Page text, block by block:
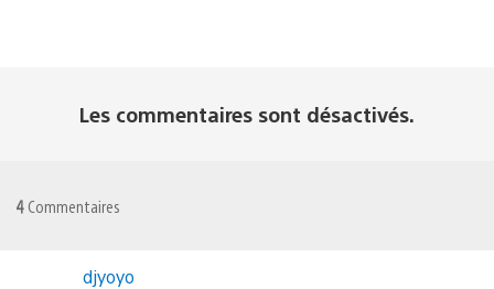
Les commentaires sont désactivés.
4 Commentaires
djyoyo